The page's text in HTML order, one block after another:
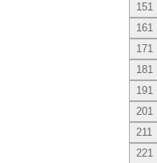
151
161
171
181
191
201
211
221